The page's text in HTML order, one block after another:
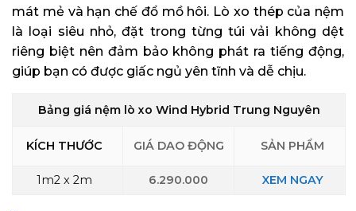
mát mẻ và hạn chế đổ mồ hôi. Lò xo thép của nệm
là loại siêu nhỏ, đặt trong từng túi vải không dệt
riêng biệt nên đảm bảo không phát ra tiếng động,
giúp bạn có được giấc ngủ yên tĩnh và dễ chịu.
Bảng giá nệm lò xo Wind Hybrid Trung Nguyên
KÍCH THƯỚC GIÁ DAO ĐỘNG SẢN PHẨM
1m2 x 2m 6.290.000 XEM NGAY